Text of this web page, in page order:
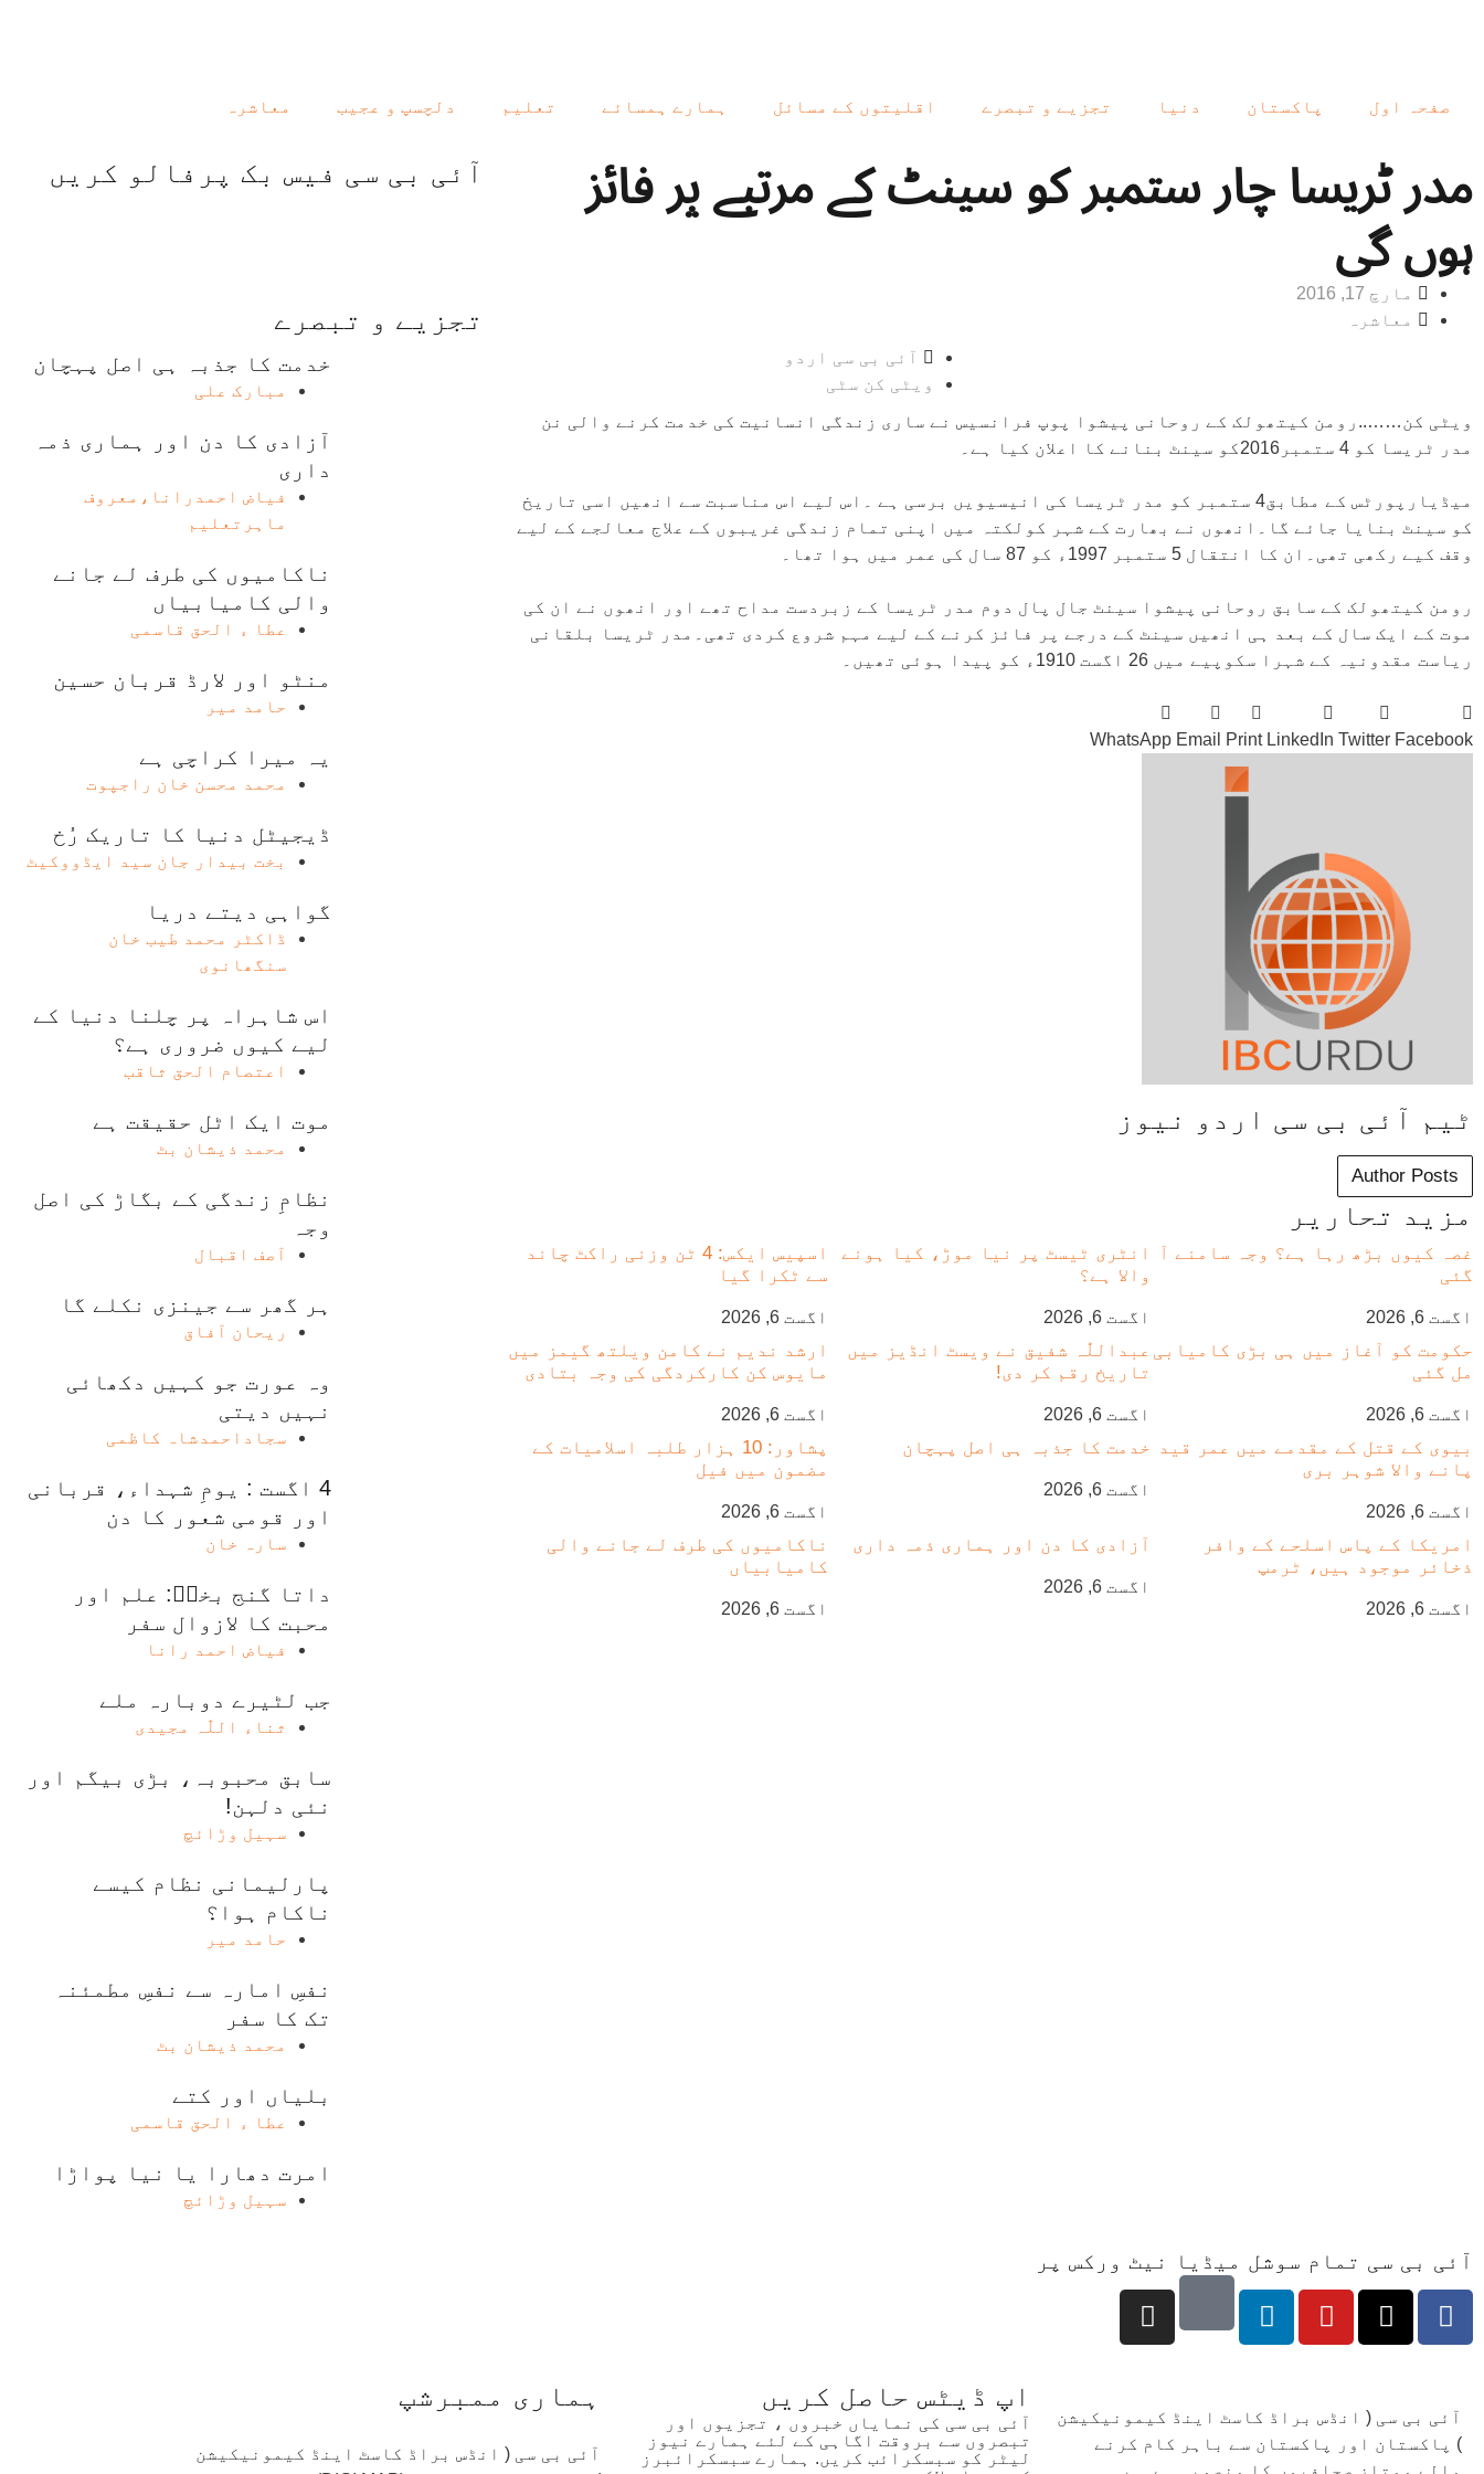
صفحہ اول پاکستان دنیا تجزیے و تبصرے اقلیتوں کے مسائل ہمارے ہمسائے تعلیم دلچسپ و عجیب معاشرہ
مدر ٹریسا چار ستمبر کو سینٹ کے مرتبے پر فائز
ہوں گی
مارچ 17, 2016
معاشرہ
آئی بی سی اردو
ویٹی کن سٹی
ویٹی کن……..رومن کیتھولک کے روحانی پیشوا پوپ فرانسیس نے ساری زندگی انسانیت کی خدمت کرنے والی نن
مدر ٹریسا کو 4 ستمبر2016کو سینٹ بنانے کا اعلان کیا ہے۔
میڈیارپورٹس کے مطابق4 ستمبر کو مدر ٹریسا کی انیسیویں برسی ہے ۔اس لیے اس مناسبت سے انھیں اسی تاریخ
کو سینٹ بنایا جائے گا۔انھوں نے بھارت کے شہر کولکتہ میں اپنی تمام زندگی غریبوں کے علاج معالجے کے لیے
وقف کیے رکھی تھی۔ان کا انتقال 5 ستمبر 1997ء کو 87 سال کی عمر میں ہوا تھا۔
رومن کیتھولک کے سابق روحانی پیشوا سینٹ جال پال دوم مدر ٹریسا کے زبردست مداح تھے اور انھوں نے ان کی
موت کے ایک سال کے بعد ہی انھیں سینٹ کے درجے پر فائز کرنے کے لیے مہم شروع کردی تھی۔مدر ٹریسا بلقانی
ریاست مقدونیہ کے شہرا سکوپیے میں 26 اگست 1910ء کو پیدا ہوئی تھیں۔
Facebook
Twitter
LinkedIn
Print
Email
WhatsApp
ٹیم آئی بی سی اردو نیوز
Author Posts
مزید تحاریر
غصہ کیوں بڑھ رہا ہے؟ وجہ سامنے آ
گئی
اگست 6, 2026
انٹری ٹیسٹ پر نیا موڑ، کیا ہونے
والا ہے؟
اگست 6, 2026
اسپیس ایکس: 4 ٹن وزنی راکٹ چاند
سے ٹکرا گیا
اگست 6, 2026
حکومت کو آغاز میں ہی بڑی کامیابی
مل گئی
اگست 6, 2026
عبداللّٰہ شفیق نے ویسٹ انڈیز میں
تاریخ رقم کر دی!
اگست 6, 2026
ارشد ندیم نے کامن ویلتھ گیمز میں
مایوس کن کارکردگی کی وجہ بتادی
اگست 6, 2026
بیوی کے قتل کے مقدمے میں عمر قید
پانے والا شوہر بری
اگست 6, 2026
خدمت کا جذبہ ہی اصل پہچان
اگست 6, 2026
پشاور: 10 ہزار طلبہ اسلامیات کے
مضمون میں فیل
اگست 6, 2026
امریکا کے پاس اسلحے کے وافر
ذخائر موجود ہیں، ٹرمپ
اگست 6, 2026
آزادی کا دن اور ہماری ذمہ داری
اگست 6, 2026
ناکامیوں کی طرف لے جانے والی
کامیابیاں
اگست 6, 2026
آئی بی سی فیس بک پرفالو کریں
تجزیے و تبصرے
خدمت کا جذبہ ہی اصل پہچان
مبارک علی
آزادی کا دن اور ہماری ذمہ
داری
فیاض احمدرانا،معروف
ماہرتعلیم
ناکامیوں کی طرف لے جانے
والی کامیابیاں
عطا ء الحق قاسمی
منٹو اور لارڈ قربان حسین
حامد میر
یہ میرا کراچی ہے
محمد محسن خان راجپوت
ڈیجیٹل دنیا کا تاریک رُخ
بخت بیدار جان سید ایڈووکیٹ
گواہی دیتے دریا
ڈاکٹر محمد طیب خان
سنگھانوی
اس شاہراہ پر چلنا دنیا کے
لیے کیوں ضروری ہے؟
اعتصام الحق ثاقب
موت ایک اٹل حقیقت ہے
محمد ذیشان بٹ
نظامِ زندگی کے بگاڑ کی اصل
وجہ
آصف اقبال
ہر گھر سے جینزی نکلے گا
ریحان آفاق
وہ عورت جو کہیں دکھائی
نہیں دیتی
سجاداحمدشاہ کاظمی
4 اگست : یومِ شہداء، قربانی
اور قومی شعور کا دن
سارہ خان
داتا گنج بخشؒ: علم اور
محبت کا لازوال سفر
فیاض احمد رانا
جب لٹیرے دوبارہ ملے
ثناء اللّٰہ مجیدی
سابق محبوبہ، بڑی بیگم اور
نئی دلہن!
سہیل وڑائچ
پارلیمانی نظام کیسے
ناکام ہوا؟
حامد میر
نفسِ امارہ سے نفسِ مطمئنہ
تک کا سفر
محمد ذیشان بٹ
بلیاں اور کتے
عطا ء الحق قاسمی
امرت دھارا یا نیا پواڑا
سہیل وڑائچ
آئی بی سی تمام سوشل میڈیا نیٹ ورکس پر
آئی بی سی ( انڈس براڈ کاسٹ اینڈ کیمونیکیشن
) پاکستان اور پاکستان سے باہر کام کرنے
والے ممتاز صحافیوں کا منصوبہ ہے ۔ یہ
اپ ڈیٹس حاصل کریں
آئی بی سی کی نمایاں خبروں ، تجزیوں اور
تبصروں سے بروقت اگاہی کے لئے ہمارے نیوز
لیٹر کو سبسکرائب کریں. ہمارے سبسکرائبرز
ہماری ممبرشپ
آئی بی سی ( انڈس براڈ کاسٹ اینڈ کیمونیکیشن